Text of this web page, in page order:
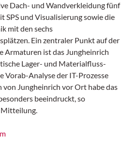
Dach- und Wandverkleidung fünf
SPS und Visualisierung sowie die
mit den sechs
Ein zentraler Punkt auf der
Armaturen ist das Jungheinrich
Lager- und Materialfluss-
Vorab-Analyse der IT-Prozesse
von Jungheinrich vor Ort habe das
beeindruckt, so
Mitteilung.